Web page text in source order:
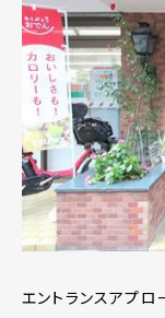
エントランスアプロ